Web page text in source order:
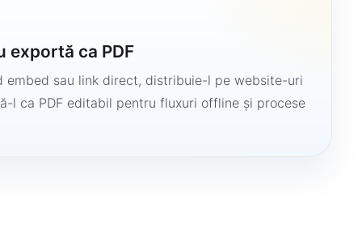
exportă ca PDF
embed sau link direct, distribuie-l pe website-uri
l ca PDF editabil pentru fluxuri offline și procese